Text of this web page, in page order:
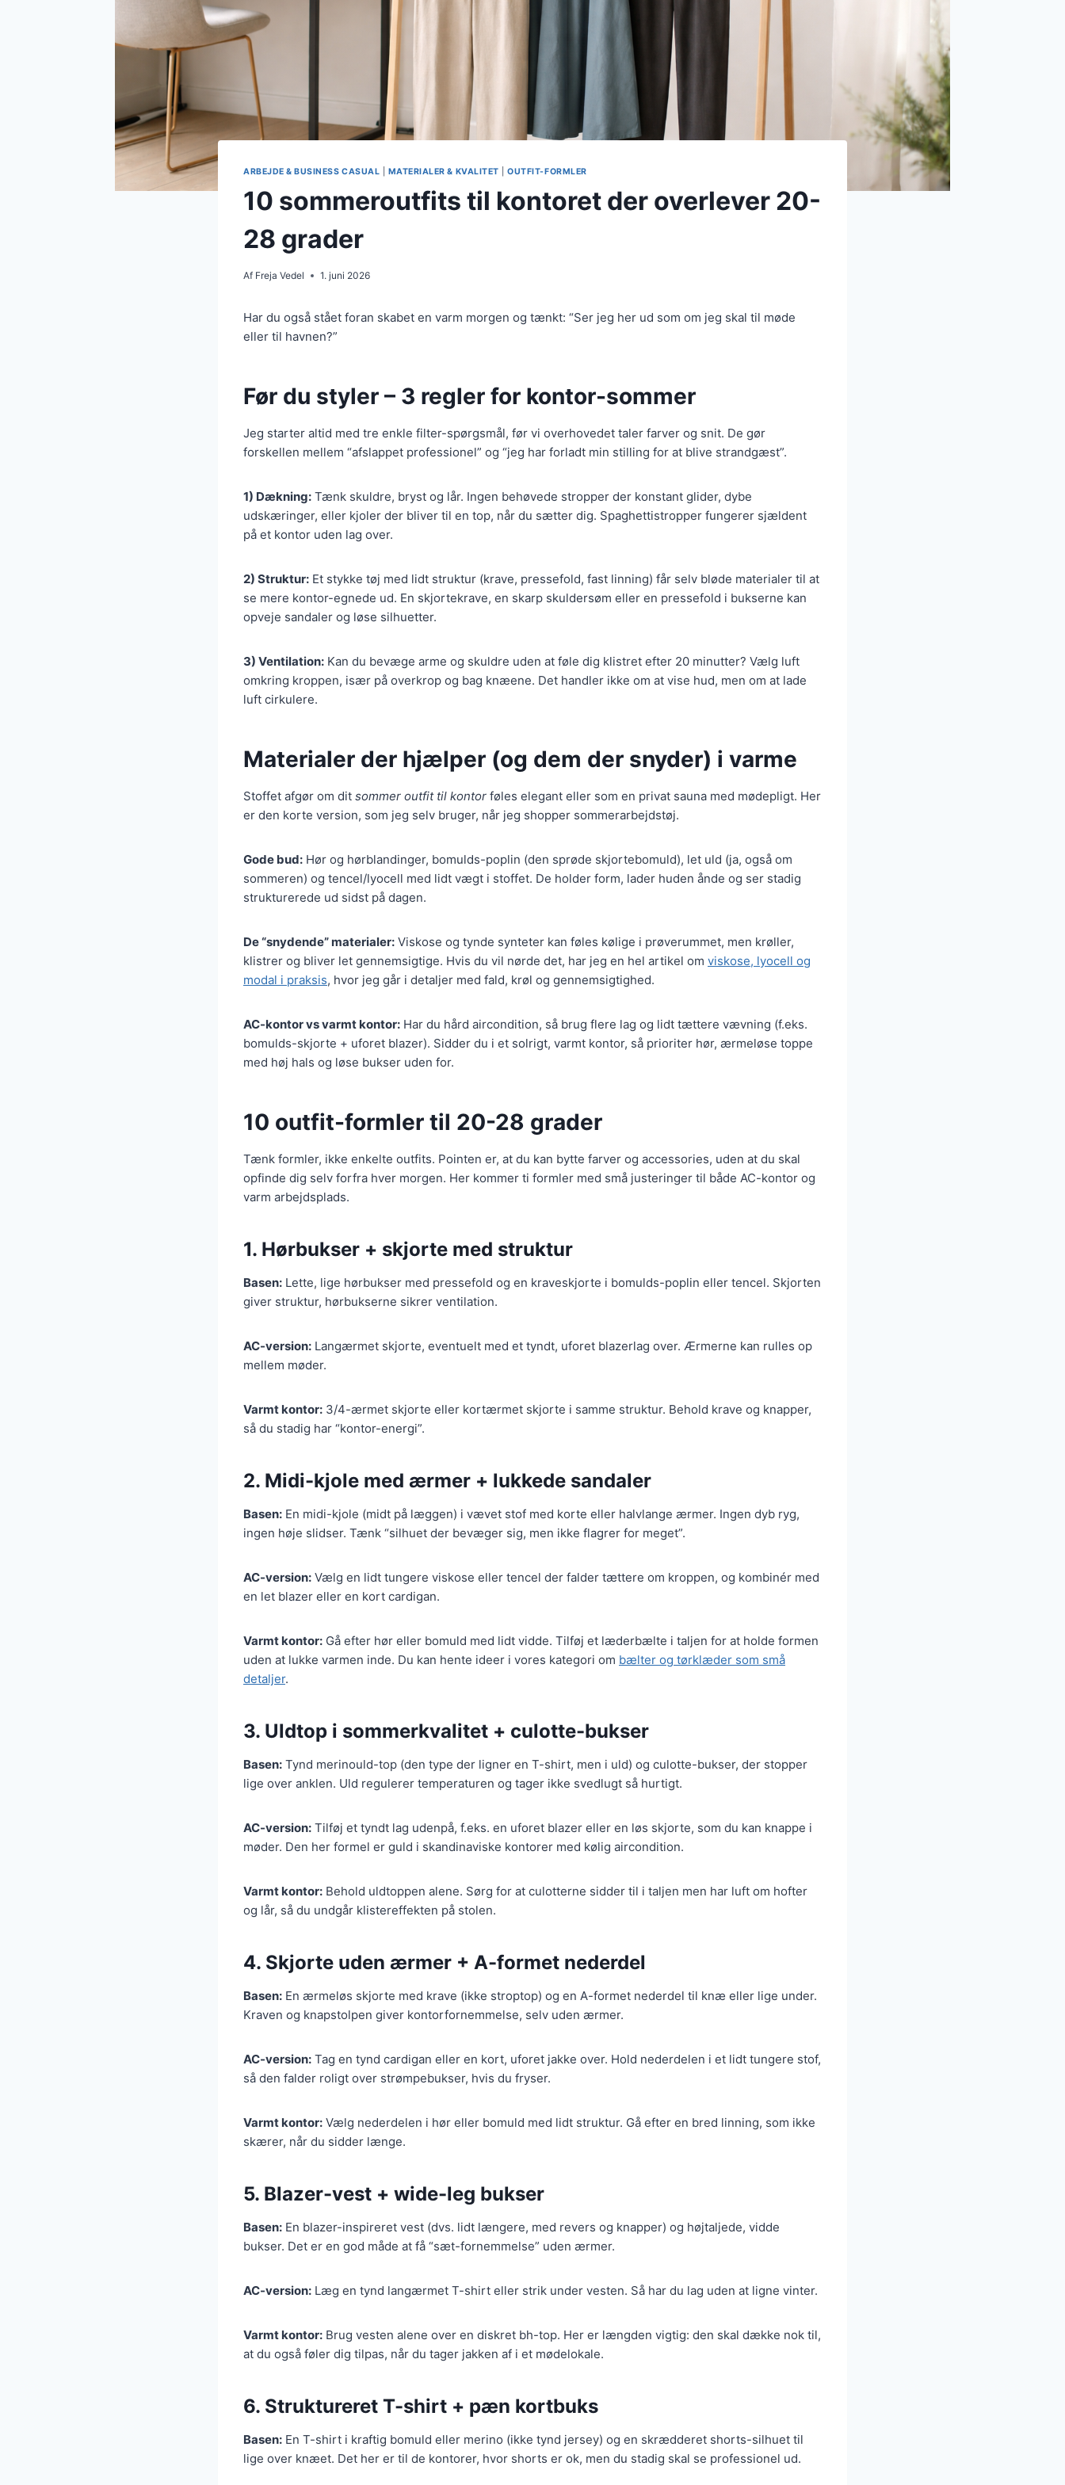
ARBEJDE & BUSINESS CASUAL MATERIALER & KVALITET |OUTFIT-FORMLER
10 sommeroutfits til kontoret der overlever 20-
28 grader
Af Freja Vedel 1. juni 2026
Har du også stået foran skabet en varm morgen og tænkt: “Ser jeg her ud som om jeg skal til møde
eller til havnen?”
Før du styler – 3 regler for kontor-sommer
Jeg starter altid med tre enkle filter-spørgsmål, før vi overhovedet taler farver og snit. De gør
forskellen mellem “afslappet professionel” og “jeg har forladt min stilling for at blive strandgæst”.
1) Dækning: Tænk skuldre, bryst og lår. Ingen behøvede stropper der konstant glider, dybe
udskæringer, eller kjoler der bliver til en top, når du sætter dig. Spaghettistropper fungerer sjældent
på et kontor uden lag over.
2) Struktur: Et stykke tøj med lidt struktur (krave, pressefold, fast linning) får selv bløde materialer til at
se mere kontor-egnede ud. En skjortekrave, en skarp skuldersøm eller en pressefold i bukserne kan
opveje sandaler og løse silhuetter.
3) Ventilation: Kan du bevæge arme og skuldre uden at føle dig klistret efter 20 minutter? Vælg luft
omkring kroppen, især på overkrop og bag knæene. Det handler ikke om at vise hud, men om at lade
luft cirkulere.
Materialer der hjælper (og dem der snyder) i varme
Stoffet afgør om dit sommer outfit til kontor føles elegant eller som en privat sauna med mødepligt. Her
er den korte version, som jeg selv bruger, når jeg shopper sommerarbejdstøj.
Gode bud: Hør og hørblandinger, bomulds-poplin (den sprøde skjortebomuld), let uld (ja, også om
sommeren) og tencel/lyocell med lidt vægt i stoffet. De holder form, lader huden ånde og ser stadig
strukturerede ud sidst på dagen.
De “snydende” materialer: Viskose og tynde synteter kan føles kølige i prøverummet, men krøller,
klistrer og bliver let gennemsigtige. Hvis du vil nørde det, har jeg en hel artikel om viskose, lyocell og
modal i praksis, hvor jeg går i detaljer med fald, krøl og gennemsigtighed.
AC-kontor vs varmt kontor: Har du hård aircondition, så brug flere lag og lidt tættere vævning (f.eks.
bomulds-skjorte + uforet blazer). Sidder du i et solrigt, varmt kontor, så prioriter hør, ærmeløse toppe
med høj hals og løse bukser uden for.
10 outfit-formler til 20-28 grader
Tænk formler, ikke enkelte outfits. Pointen er, at du kan bytte farver og accessories, uden at du skal
opfinde dig selv forfra hver morgen. Her kommer ti formler med små justeringer til både AC-kontor og
varm arbejdsplads.
1. Hørbukser + skjorte med struktur
Basen: Lette, lige hørbukser med pressefold og en kraveskjorte i bomulds-poplin eller tencel. Skjorten
giver struktur, hørbukserne sikrer ventilation.
AC-version: Langærmet skjorte, eventuelt med et tyndt, uforet blazerlag over. Ærmerne kan rulles op
mellem møder.
Varmt kontor: 3/4-ærmet skjorte eller kortærmet skjorte i samme struktur. Behold krave og knapper,
så du stadig har “kontor-energi”.
2. Midi-kjole med ærmer + lukkede sandaler
Basen: En midi-kjole (midt på læggen) i vævet stof med korte eller halvlange ærmer. Ingen dyb ryg,
ingen høje slidser. Tænk “silhuet der bevæger sig, men ikke flagrer for meget”.
AC-version: Vælg en lidt tungere viskose eller tencel der falder tættere om kroppen, og kombinér med
en let blazer eller en kort cardigan.
Varmt kontor: Gå efter hør eller bomuld med lidt vidde. Tilføj et læderbælte i taljen for at holde formen
uden at lukke varmen inde. Du kan hente ideer i vores kategori om bælter og tørklæder som små
detaljer.
3. Uldtop i sommerkvalitet + culotte-bukser
Basen: Tynd merinould-top (den type der ligner en T-shirt, men i uld) og culotte-bukser, der stopper
lige over anklen. Uld regulerer temperaturen og tager ikke svedlugt så hurtigt.
AC-version: Tilføj et tyndt lag udenpå, f.eks. en uforet blazer eller en løs skjorte, som du kan knappe i
møder. Den her formel er guld i skandinaviske kontorer med kølig aircondition.
Varmt kontor: Behold uldtoppen alene. Sørg for at culotterne sidder til i taljen men har luft om hofter
og lår, så du undgår klistereffekten på stolen.
4. Skjorte uden ærmer + A-formet nederdel
Basen: En ærmeløs skjorte med krave (ikke stroptop) og en A-formet nederdel til knæ eller lige under.
Kraven og knapstolpen giver kontorfornemmelse, selv uden ærmer.
AC-version: Tag en tynd cardigan eller en kort, uforet jakke over. Hold nederdelen i et lidt tungere stof,
så den falder roligt over strømpebukser, hvis du fryser.
Varmt kontor: Vælg nederdelen i hør eller bomuld med lidt struktur. Gå efter en bred linning, som ikke
skærer, når du sidder længe.
5. Blazer-vest + wide-leg bukser
Basen: En blazer-inspireret vest (dvs. lidt længere, med revers og knapper) og højtaljede, vidde
bukser. Det er en god måde at få “sæt-fornemmelse” uden ærmer.
AC-version: Læg en tynd langærmet T-shirt eller strik under vesten. Så har du lag uden at ligne vinter.
Varmt kontor: Brug vesten alene over en diskret bh-top. Her er længden vigtig: den skal dække nok til,
at du også føler dig tilpas, når du tager jakken af i et mødelokale.
6. Struktureret T-shirt + pæn kortbuks
Basen: En T-shirt i kraftig bomuld eller merino (ikke tynd jersey) og en skrædderet shorts-silhuet til
lige over knæet. Det her er til de kontorer, hvor shorts er ok, men du stadig skal se professionel ud.